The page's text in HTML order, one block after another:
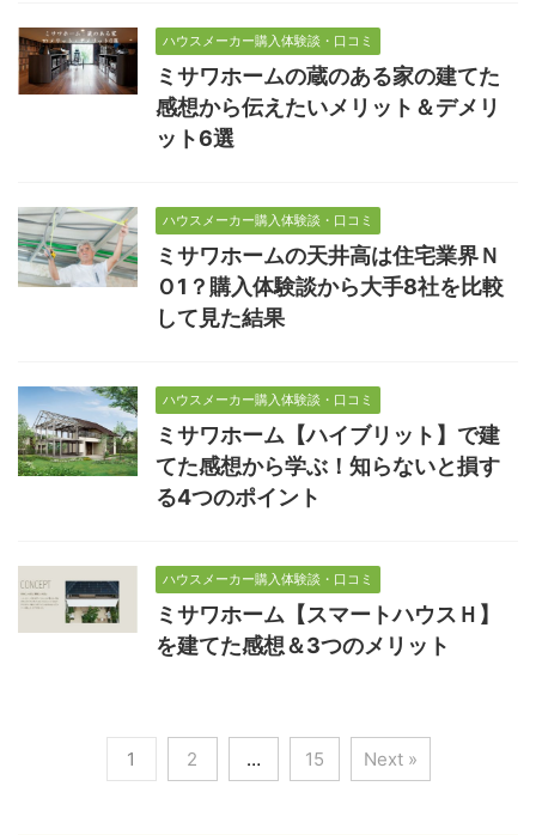
ハウスメーカー購入体験談・口コミ
ミサワホームの蔵のある家の建てた
感想から伝えたいメリット＆デメリ
ット6選
ハウスメーカー購入体験談・口コミ
ミサワホームの天井高は住宅業界Ｎ
Ｏ1？購入体験談から大手8社を比較
して見た結果
ハウスメーカー購入体験談・口コミ
ミサワホーム【ハイブリット】で建
てた感想から学ぶ！知らないと損す
る4つのポイント
ハウスメーカー購入体験談・口コミ
ミサワホーム【スマートハウスＨ】
を建てた感想＆3つのメリット
1 2 … 15 Next »